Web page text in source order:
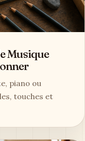
Musique
piano ou
touches et